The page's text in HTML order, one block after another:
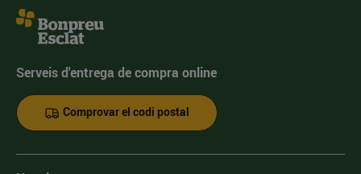
Serveis d'entrega de compra online
Comprovar el codi postal